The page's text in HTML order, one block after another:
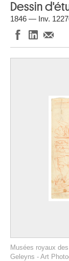
Dessin
1846 — Inv.
Musées royaux
Geleyns - Art